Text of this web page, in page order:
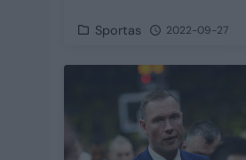
Sportas 2022-09-27